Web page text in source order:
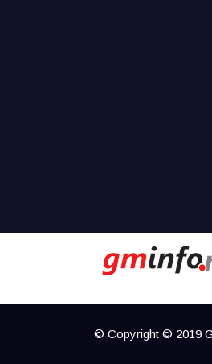
© Copyright © 2019